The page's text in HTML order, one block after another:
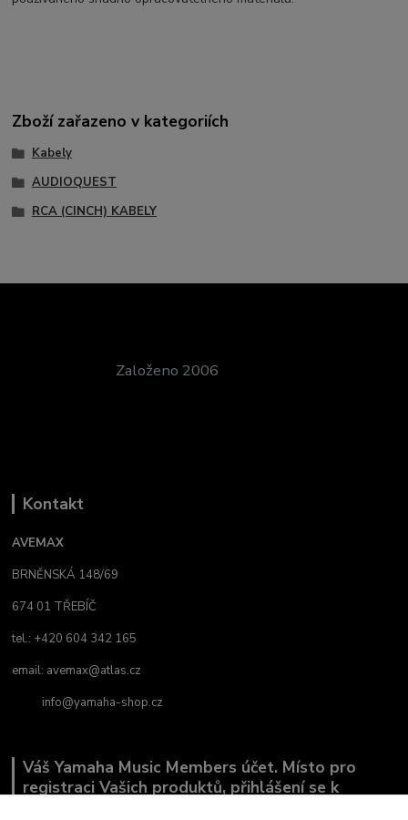
Zboží zařazeno v kategoriích
Kabely
AUDIOQUEST
RCA (CINCH) KABELY
Založeno 2006
Kontakt
AVEMAX
BRNĚNSKÁ 148/69
674 01 TŘEBÍČ
tel.: +420 604 342 165
email: avemax@atlas.cz
info@yamaha-shop.cz
Váš Yamaha Music Members účet. Místo pro
registraci Vašich produktů, přihlášení se k